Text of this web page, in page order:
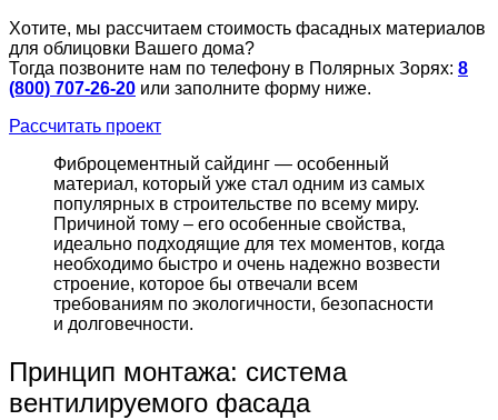
Хотите, мы рассчитаем стоимость фасадных материалов
для облицовки Вашего дома?
Тогда позвоните нам по телефону в Полярных Зорях: 8
(800) 707-26-20 или заполните форму ниже.
Рассчитать проект
Фиброцементный сайдинг — особенный
материал, который уже стал одним из самых
популярных в строительстве по всему миру.
Причиной тому – его особенные свойства,
идеально подходящие для тех моментов, когда
необходимо быстро и очень надежно возвести
строение, которое бы отвечали всем
требованиям по экологичности, безопасности
и долговечности.
Принцип монтажа: система
вентилируемого фасада